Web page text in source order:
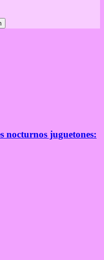
nocturnos juguetones: